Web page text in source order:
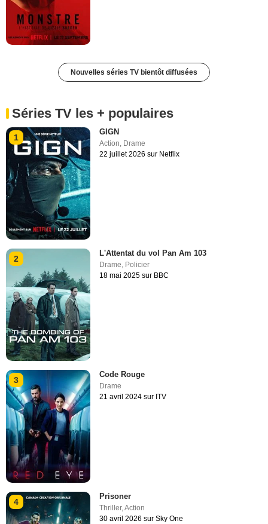
Nouvelles séries TV bientôt diffusées
Séries TV les + populaires
1
GIGN
Action Drame
22 juillet 2026 sur Netflix
2
L'Attentat du vol Pan Am 103
Drame, Policier
18 mai 2025 sur BBC
3
Code Rouge
Drame
21 avril 2024 sur ITV
4
Prisoner
Thriller,Action
30 avril 2026 sur Sky One